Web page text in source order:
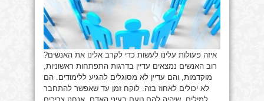
איזה פעולות עלינו לעשות כדי לקרב אלינו את האנשים?
רוב האנשים נמצאים עדיין בדרגות התפתחות ראשוניות,
מוקדמות, והם עדיין לא מסוגלים להגיע ללימודים. הם
לא יכולים לאחוז בזה. לוקח זמן עד שאפשר להתחבר